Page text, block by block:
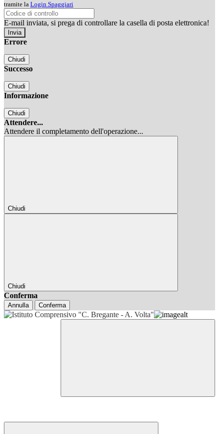
tramite la Login Spaggiari
E-mail inviata, si prega di controllare la casella di posta elettronica!
Errore
Chiudi
Successo
Chiudi
Informazione
Chiudi
Attendere...
Attendere il completamento dell'operazione...
Chiudi
Chiudi
Conferma
Annulla Conferma